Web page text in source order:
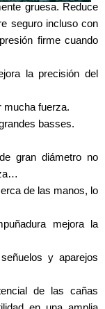
gruesa. Reduce
seguro incluso con
firme cuando
la precisión del
mucha fuerza.
basses.
gran diámetro no
de las manos, lo
mejora la
y aparejos
de las cañas